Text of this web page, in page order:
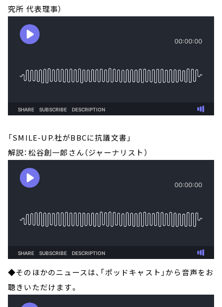
究所 代表理事）
「SMILE-UP.社がBBCに抗議文書」
解説：松谷創一郎さん（ジャーナリスト）
◆そのほかのニュースは、「ポッドキャスト」から音声をお
聴きいただけます。